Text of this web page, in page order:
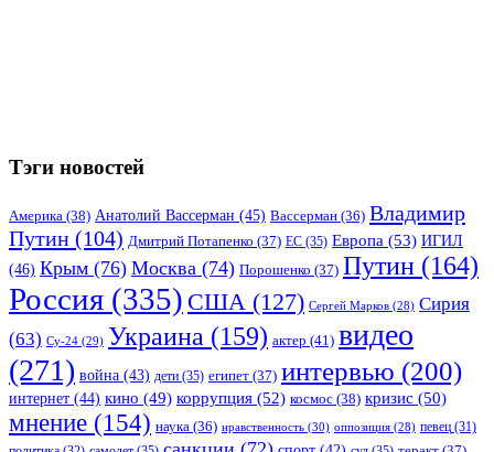
Тэги новостей
Америка (38) Анатолий Вассерман (45) Вассерман (36) Владимир
Путин (104) Дмитрий Потапенко (37) ЕС (35) Европа (53) ИГИЛ
(46) Крым (76) Москва (74) Порошенко (37) Путин (164)
Россия (335) США (127) Сергей Марков (28) Сирия
(63) Су-24 (29) Украина (159) актер (41) видео
(271) война (43) дети (35) египет (37) интервью (200)
интернет (44) кино (49) коррупция (52) космос (38) кризис (50)
мнение (154) наука (36) нравственность (30) оппозиция (28) певец (31)